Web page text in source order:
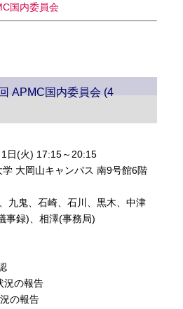
国内委員会
APMC国内委員会 (4
(火) 17:15～20:15
岡山キャンパス 南9号館6階
九鬼、石崎、石川、黒木、中津
事録)、相澤(事務局)
の報告
の報告